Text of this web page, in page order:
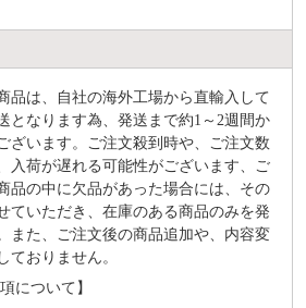
品は、自社の海外工場から直輸入して
となります為、発送まで約1～2週間か
ざいます。ご注文殺到時や、ご注文数
入荷が遅れる可能性がございます、ご
品の中に欠品があった場合には、その
ていただき、在庫のある商品のみを発
また、ご注文後の商品追加や、内容変
ておりません。
について】